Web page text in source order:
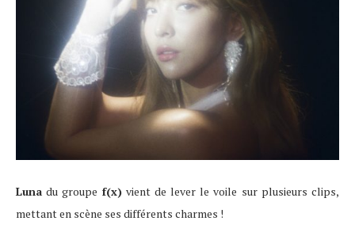
Luna du groupe f(x)vient de lever le voile sur plusieurs clips,
mettant en scène ses différents charmes !